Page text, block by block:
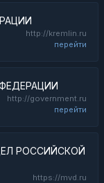
http://kremlin.ru
перейти
http://government.ru
перейти
РОССИЙСКОЙ
https://mvd.ru